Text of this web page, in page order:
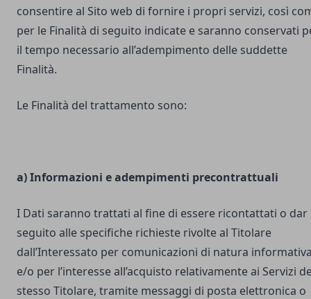
consentire al Sito web di fornire i propri servizi, così
per le Finalità di seguito indicate e saranno conservati
il tempo necessario all’adempimento delle suddette
Finalità.
Le Finalità del trattamento sono:
a) Informazioni e adempimenti precontrattuali
I Dati saranno trattati al fine di essere ricontattati o dar
seguito alle specifiche richieste rivolte al Titolare
dall’Interessato per comunicazioni di natura
e/o per l’interesse all’acquisto relativamente ai Servizi
stesso Titolare, tramite messaggi di posta elettronica o